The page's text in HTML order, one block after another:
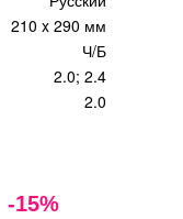
210 x 290 мм
Ч/Б
2.0; 2.4
2.0
-15%